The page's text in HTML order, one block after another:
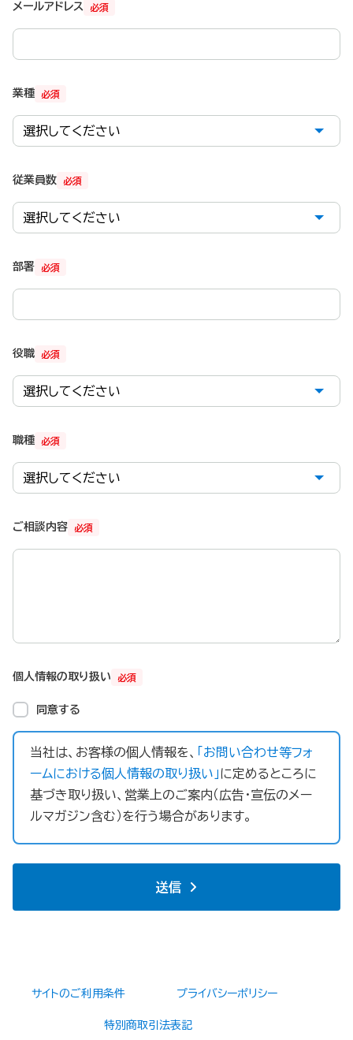
必須
メールアドレス
必須
業種
必須
従業員数
必須
部署
必須
役職
必須
職種
必須
ご相談内容
必須
個人情報の取り扱い
同意する
当社は、お客様の個人情報を、
「お問い合わせ等フォ
ームにおける個人情報の取り扱い」に定めるところに
基づき取り扱い、営業上のご案内（広告・宣伝のメー
ルマガジン含む）を行う場合があります。
送信
サイトのご利用条件 プライバシーポリシー
特別商取引法表記